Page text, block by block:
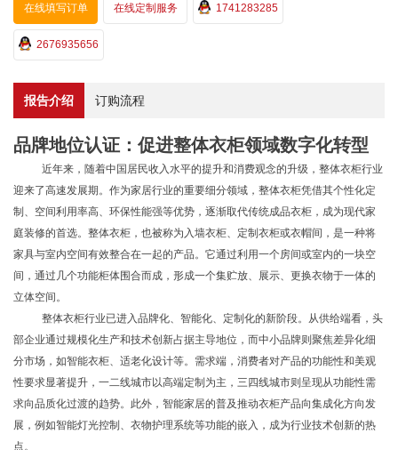
在线填写订单 在线定制服务 1741283285
2676935656
报告介绍 订购流程
品牌地位认证：促进整体衣柜领域数字化转型
近年来，随着中国居民收入水平的提升和消费观念的升级，整体衣柜行业
迎来了高速发展期。作为家居行业的重要细分领域，整体衣柜凭借其个性化定
制、空间利用率高、环保性能强等优势，逐渐取代传统成品衣柜，成为现代家
庭装修的首选。整体衣柜，也被称为入墙衣柜、定制衣柜或衣帽间，是一种将
家具与室内空间有效整合在一起的产品。它通过利用一个房间或室内的一块空
间，通过几个功能柜体围合而成，形成一个集贮放、展示、更换衣物于一体的
立体空间。
整体衣柜行业已进入品牌化、智能化、定制化的新阶段。从供给端看，头
部企业通过规模化生产和技术创新占据主导地位，而中小品牌则聚焦差异化细
分市场，如智能衣柜、适老化设计等。需求端，消费者对产品的功能性和美观
性要求显著提升，一二线城市以高端定制为主，三四线城市则呈现从功能性需
求向品质化过渡的趋势。此外，智能家居的普及推动衣柜产品向集成化方向发
展，例如智能灯光控制、衣物护理系统等功能的嵌入，成为行业技术创新的热
点。